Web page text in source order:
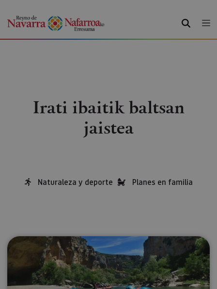
BILATU
Irati ibaitik baltsan
jaistea
Naturaleza y deporte Planes en familia